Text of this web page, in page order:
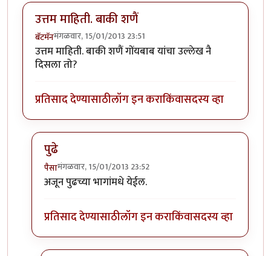
उत्तम माहिती. बाकी शणैं
बॅटमॅनमंगळवार, 15/01/2013 23:51
उत्तम माहिती. बाकी शणैं गोंयबाब यांचा उल्लेख नै
दिसला तो?
प्रतिसाद देण्यासाठीलॉग इन कराकिंवासदस्य व्हा
पुढे
पैसामंगळवार, 15/01/2013 23:52
In reply toउत्तम माहिती. बाकी शणैं
अजून पुढच्या भागांमधे येईल.
प्रतिसाद देण्यासाठीलॉग इन कराकिंवासदस्य व्हा